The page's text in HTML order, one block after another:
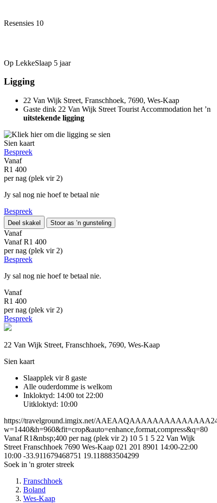
Resensies 10
Op LekkeSlaap 5 jaar
Ligging
22 Van Wijk Street, Franschhoek, 7690, Wes-Kaap
Gaste dink 22 Van Wijk Street Tourist Accommodation het ’n
uitstekende ligging
Sien kaart
Bespreek
Vanaf
R1 400
per nag (plek vir 2)
Jy sal nog nie hoef te betaal nie
Bespreek
Deel skakel Stoor as ’n gunsteling
Vanaf
Vanaf R1 400
per nag (plek vir 2)
Bespreek
Jy sal nog nie hoef te betaal nie.
Vanaf
R1 400
per nag (plek vir 2)
Bespreek
22 Van Wijk Street, Franschhoek, 7690, Wes-Kaap
Sien kaart
Slaapplek vir 8 gaste
Alle ouderdomme is welkom
Inkloktyd: 14:00 tot 22:00
Uitkloktyd: 10:00
https://travelground.imgix.net/
w=1440&h=960&fit=crop&auto=enhance,format,compress&q=80
Vanaf R1&nbsp;400 per nag (plek vir 2) 10 5 1 5 22 Van Wijk
Street Franschhoek 7690 Wes-Kaap 021 201 8901 14:00-22:00
10:00 -33.911679468751 19.118883504299
Soek in 'n groter streek
Franschhoek
Boland
Wes-Kaap